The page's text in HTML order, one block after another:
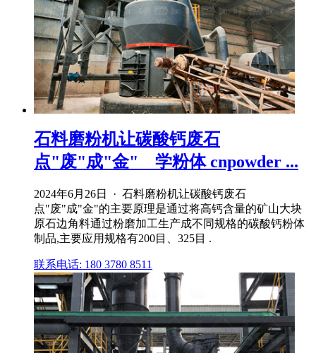
石料磨粉机让碳酸钙废石
点"废"成"金" _ 学粉体 cnpowder ...
2024年6月26日 · 石料磨粉机让碳酸钙废石
点"废"成"金"的主要原理是通过将高钙含量的矿山大块
原石边角料通过粉磨加工生产成不同规格的碳酸钙粉体
制品,主要应用规格有200目、325目 .
联系电话: 180 3780 8511